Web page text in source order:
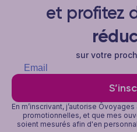
et profitez
sur votre
En m’inscrivant, j’autorise
promotionnelles, et que mes
soient mesurés afin d'en